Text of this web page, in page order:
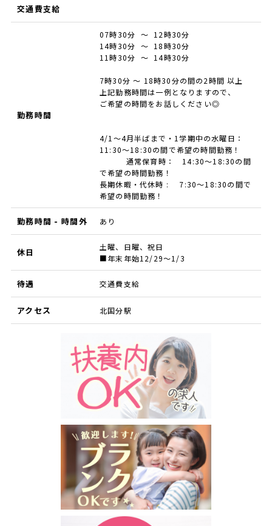
交通費支給
勤務時間
07時30分 ～ 12時30分
14時30分 ～ 18時30分
11時30分 ～ 14時30分
7時30分 ～ 18時30分の間の2時間 以上
上記勤務時間は一例となりますので、
ご希望の時間をお話しください◎
4/1～4月半ばまで・1学期中の水曜日：
11:30～18:30の間で希望の時間勤務！
通常保育時： 14:30～18:30の間
で希望の時間勤務！
長期休暇・代休時 : 7:30～18:30の間で
希望の時間勤務！
勤務時間 - 時間外 あり
休日
土曜、日曜、祝日
■年末年始12/29～1/3
待遇 交通費支給
アクセス 北国分駅